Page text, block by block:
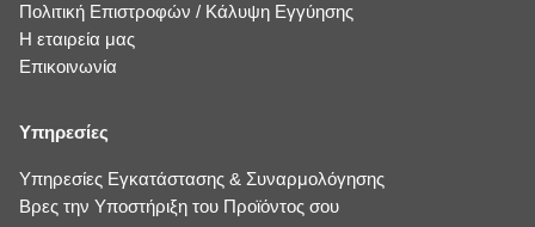
Πολιτική Επιστροφών / Κάλυψη Εγγύησης
Η εταιρεία μας
Επικοινωνία
Υπηρεσίες
Υπηρεσίες Εγκατάστασης & Συναρμολόγησης
Βρες την Υποστήριξη του Προϊόντος σου